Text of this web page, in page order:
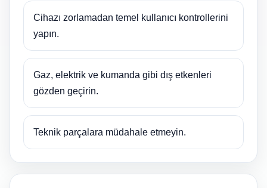
Cihazı zorlamadan temel kullanıcı kontrollerini
yapın.
Gaz, elektrik ve kumanda gibi dış etkenleri
gözden geçirin.
Teknik parçalara müdahale etmeyin.